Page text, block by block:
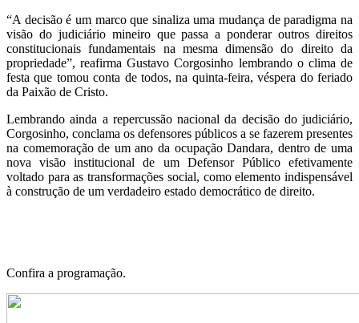
“A decisão é um marco que sinaliza uma mudança de paradigma na
visão do judiciário mineiro que passa a ponderar outros direitos
constitucionais fundamentais na mesma dimensão do direito da
propriedade”, reafirma Gustavo Corgosinho lembrando o clima de
festa que tomou conta de todos, na quinta-feira, véspera do feriado
da Paixão de Cristo.
Lembrando ainda a repercussão nacional da decisão do judiciário,
Corgosinho, conclama os defensores públicos a se fazerem presentes
na comemoração de um ano da ocupação Dandara, dentro de uma
nova visão institucional de um Defensor Público efetivamente
voltado para as transformações social, como elemento indispensável
à construção de um verdadeiro estado democrático de direito.
Confira a programação.